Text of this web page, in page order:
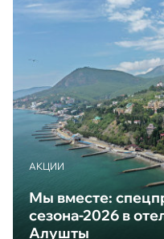
АКЦИИ
Мы вместе:
сезона-2026 в
Алушты